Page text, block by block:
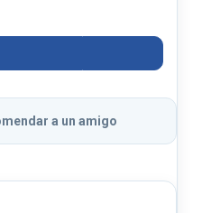
a un amigo